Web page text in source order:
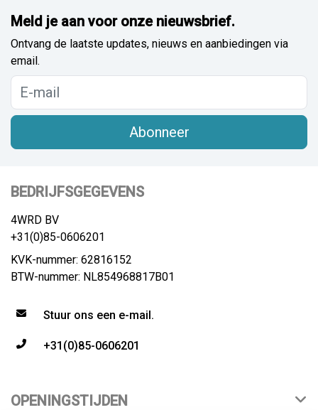
Meld je aan voor onze nieuwsbrief.
Ontvang de laatste updates, nieuws en aanbiedingen via
email.
Abonneer
BEDRIJFSGEGEVENS
4WRD BV
+31(0)85-0606201
KVK-nummer: 62816152
BTW-nummer: NL854968817B01
Stuur ons een e-mail.
+31(0)85-0606201
OPENINGSTIJDEN